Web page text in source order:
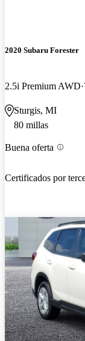
2020 Subaru Forester
2.5i Premium AWD
Sturgis, MI
80 millas
Buena oferta
Certificados por